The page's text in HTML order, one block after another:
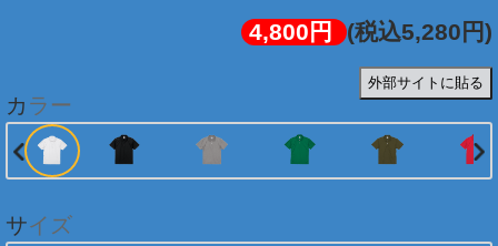
4,800円 (税込5,280円)
外部サイトに貼る
カラー
サイズ